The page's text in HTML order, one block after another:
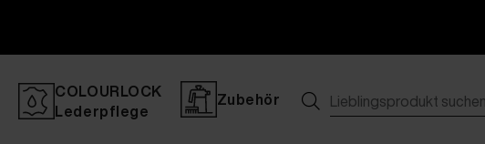
COLOURLOCK
Lederpflege
Zubehör